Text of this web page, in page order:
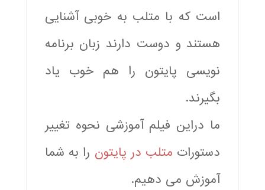
است که با متلب به خوبی آشنایی
هستند و دوست دارند زبان برنامه
نویسی پایتون را هم خوب یاد
بگیرند.
ما دراین فیلم آموزشی نحوه تغییر
دستورات متلب در پایتون را به شما
آموزش می دهیم.